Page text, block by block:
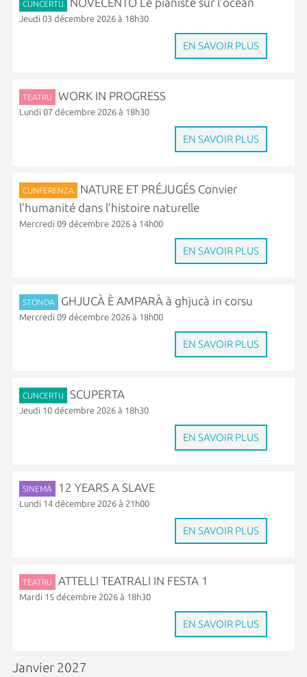
CUNCERTU
Jeudi 03 décembre 2026 à 18h30
EN SAVOIR PLUS
TEATRU WORK IN PROGRESS
Lundi 07 décembre 2026 à 18h30
EN SAVOIR PLUS
CUNFERENZA
NATURE ET PRÉJUGÉS Convier
l’humanité dans l’histoire naturelle
Mercredi 09 décembre 2026 à 14h00
EN SAVOIR PLUS
STONDA GHJUCÀ È AMPARÀ à ghjucà in corsu
Mercredi 09 décembre 2026 à 18h00
EN SAVOIR PLUS
CUNCERTU SCUPERTA
Jeudi 10 décembre 2026 à 18h30
EN SAVOIR PLUS
SINEMÀ 12 YEARS A SLAVE
Lundi 14 décembre 2026 à 21h00
EN SAVOIR PLUS
TEATRU ATTELLI TEATRALI IN FESTA 1
Mardi 15 décembre 2026 à 18h30
EN SAVOIR PLUS
Janvier 2027